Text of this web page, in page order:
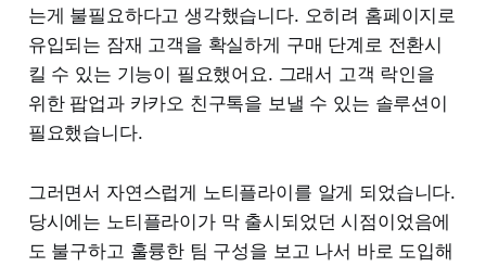
는게 불필요하다고 생각했습니다. 오히려 홈페이지로
유입되는 잠재 고객을 확실하게 구매 단계로 전환시
킬 수 있는 기능이 필요했어요. 그래서 고객 락인을
위한 팝업과 카카오 친구톡을 보낼 수 있는 솔루션이
필요했습니다.
그러면서 자연스럽게 노티플라이를 알게 되었습니다.
당시에는 노티플라이가 막 출시되었던 시점이었음에
도 불구하고 훌륭한 팀 구성을 보고 나서 바로 도입해